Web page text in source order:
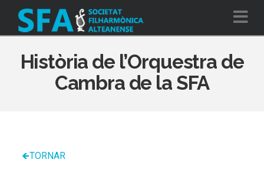
Història de l’Orquestra de
Cambra de la SFA
🡸TORNAR